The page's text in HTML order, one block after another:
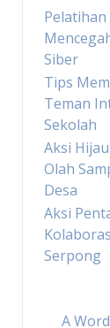
Siber
Tips
Teman
Sekolah
Aksi
Olah
Desa
Aksi
Serpong
A